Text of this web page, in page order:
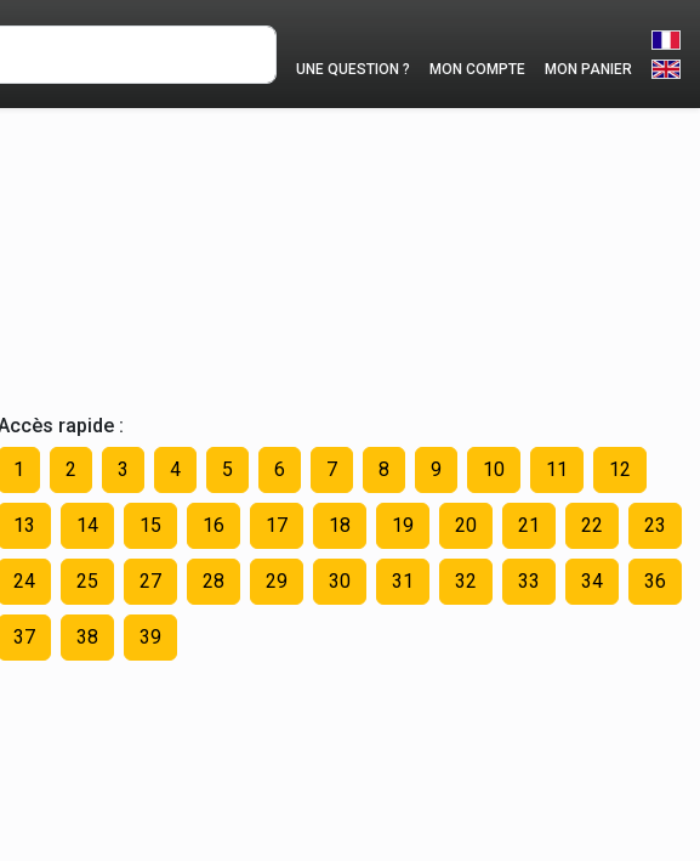
UNE QUESTION ? MON COMPTE MON PANIER
rapide :
1
2 3 4 5 6 7 8 9 10 11 12
13 14 15 16 17 18 19 20 21 22 23
24 25 27 28 29 30 31 32 33 34 36
37 38 39